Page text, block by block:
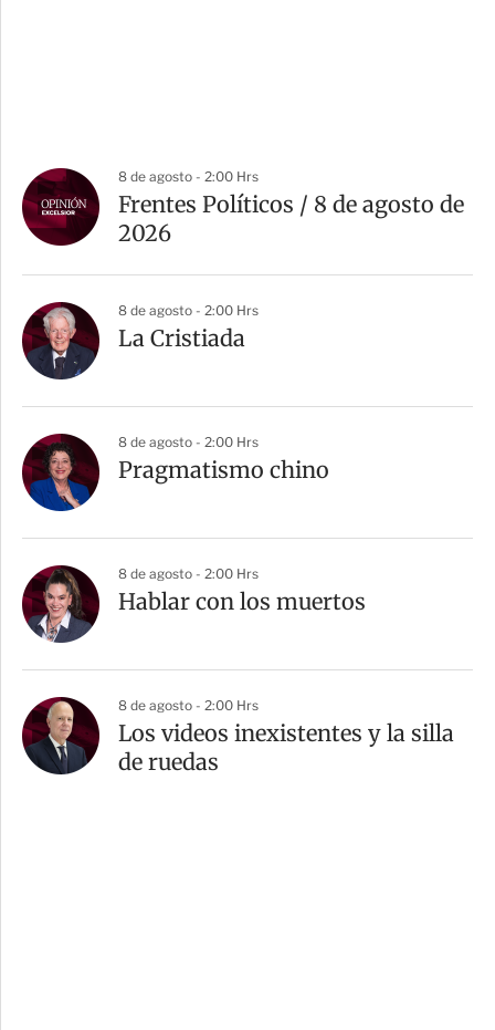
8 de agosto - 2:00 Hrs
Frentes Políticos / 8 de agosto de
2026
8 de agosto - 2:00 Hrs
La Cristiada
8 de agosto - 2:00 Hrs
Pragmatismo chino
8 de agosto - 2:00 Hrs
Hablar con los muertos
8 de agosto - 2:00 Hrs
Los videos inexistentes y la silla
de ruedas